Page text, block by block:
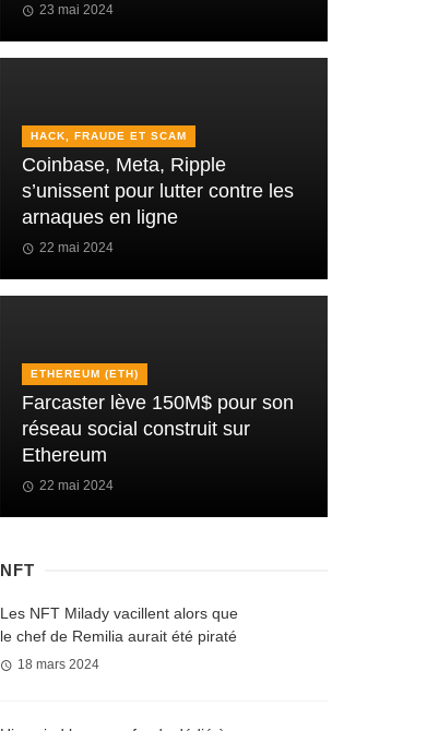
23 mai 2024
HACK, FRAUDE ET SCAM
Coinbase, Meta, Ripple
s’unissent pour lutter contre les
arnaques en ligne
22 mai 2024
ETHEREUM (ETH)
Farcaster lève 150M$ pour son
réseau social construit sur
Ethereum
22 mai 2024
NFT
Les NFT Milady vacillent alors que
le chef de Remilia aurait été piraté
18 mars 2024